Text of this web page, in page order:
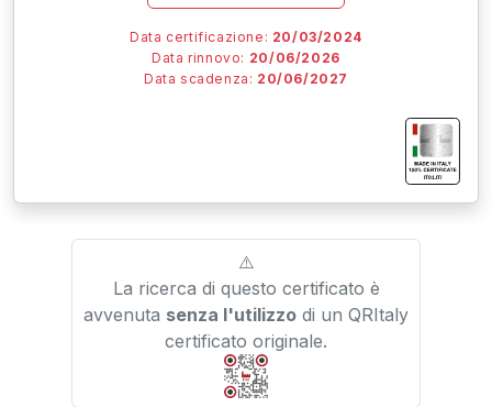
Data certificazione: 20/03/2024
Data rinnovo: 20/06/2026
Data scadenza: 20/06/2027
IT01.IT/
⚠️
La ricerca di questo certificato è
avvenuta senza l'utilizzo di un QRItaly
certificato originale.